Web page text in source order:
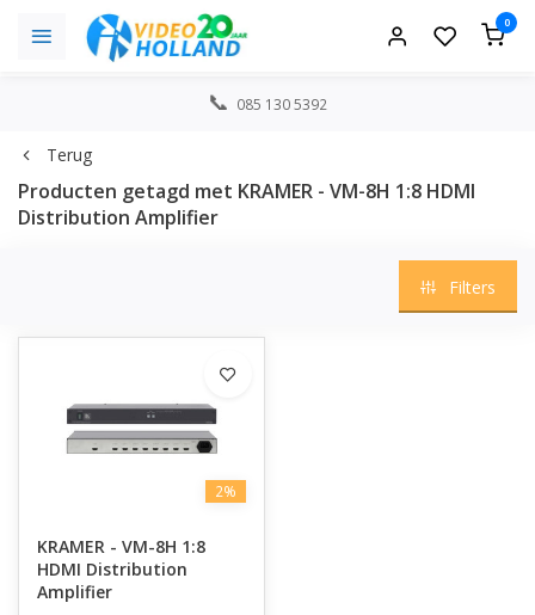
0
085 130 5392
Terug
Producten getagd met KRAMER - VM-8H 1:8 HDMI
Distribution Amplifier
Filters
2%
KRAMER - VM-8H 1:8
HDMI Distribution
Amplifier